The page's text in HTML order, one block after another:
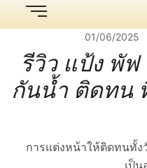
01/06/2025
รีวิว แป้ง พัฟ
กันน้ำ ติดทน
การแต่งหน้าให้ติดทนทั้ง
เป็น